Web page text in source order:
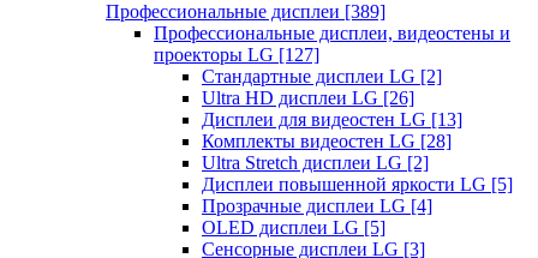
Профессиональные дисплеи [389]
Профессиональные дисплеи, видеостены и
проекторы LG [127]
Стандартные дисплеи LG [2]
Ultra HD дисплеи LG [26]
Дисплеи для видеостен LG [13]
Комплекты видеостен LG [28]
Ultra Stretch дисплеи LG [2]
Дисплеи повышенной яркости LG [5]
Прозрачные дисплеи LG [4]
OLED дисплеи LG [5]
Сенсорные дисплеи LG [3]